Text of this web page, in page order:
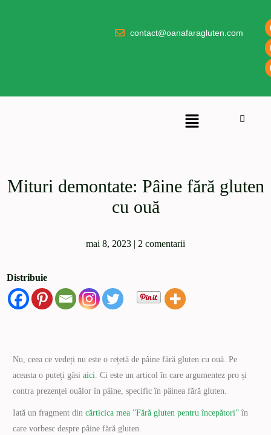
contact@oanafaragluten.com
Mituri demontate: Pâine fără gluten
cu ouă
mai 8, 2023 | 2 comentarii
Distribuie
Nu, ceea ce vedeți nu este o rețetă de pâine fără gluten cu ouă. Pe
aceasta o puteți găsiaici . Ci este un articol în care argumentez pro și
contra prezenței ouălor în pâine, specific în pâinea fără gluten.
Iată un fragment dincărticica mea ”Fără gluten pentru începători” în
care vorbesc despre pâine fără gluten.